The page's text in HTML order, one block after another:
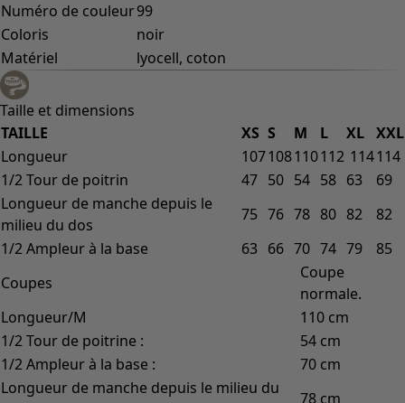
Numéro de couleur99
Coloris
noir
Matériel
lyocell, coton
Taille et dimensions
TAILLE
XS S M L XL XXL
Longueur
107108110112 114114
1/2 Tour de poitrin
47 50 54 58 63
69
Longueur de manche depuis le
milieu du dos
75 76 78 80 82
82
1/2 Ampleur à la base
63 66 70 74 79
85
Coupes
Coupe
normale.
Longueur/M
110 cm
1/2 Tour de poitrine :
54 cm
1/2 Ampleur à la base :
70 cm
Longueur de manche depuis le milieu du
78 cm